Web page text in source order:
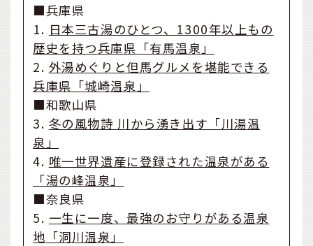
■兵庫県
1. 日本三古湯のひとつ、1300年以上もの
歴史を持つ兵庫県「有馬温泉」
2. 外湯めぐりと但馬グルメを堪能できる
兵庫県「城崎温泉」
■和歌山県
3. 冬の風物詩 川から湧き出す「川湯温
泉」
4. 唯一世界遺産に登録された温泉がある
「湯の峰温泉」
■奈良県
5. 一生に一度、最強のお守りがある温泉
地「洞川温泉」